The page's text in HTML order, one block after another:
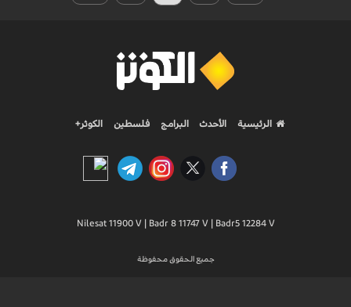
الرئيسية الأحدث البرامج فلسطين الكوثر+
Nilesat 11900 V | Badr 8 11747 V | Badr5 12284 V
جميع الحقوق محفوظة